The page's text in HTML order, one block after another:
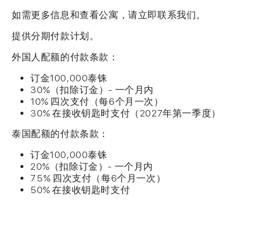
如需更多信息和查看公寓，请立即联系我们。
提供分期付款计划。
外国人配额的付款条款：
订金100,000泰铢
30%（扣除订金）- 一个月内
10% 四次支付（每6个月一次）
30% 在接收钥匙时支付（2027年第一季度）
泰国配额的付款条款：
订金100,000泰铢
20%（扣除订金）- 一个月内
7.5% 四次支付（每6个月一次）
50% 在接收钥匙时支付